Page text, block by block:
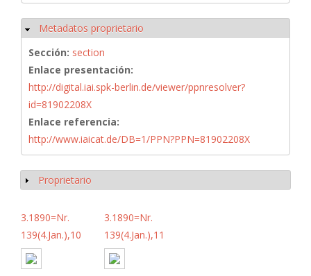
Ocultar
Metadatos proprietario
Sección: section
Enlace presentación:
http://digital.iai.spk-berlin.de/viewer/ppnresolver?
id=81902208X
Enlace referencia:
http://www.iaicat.de/DB=1/PPN?PPN=81902208X
Mostrar
Proprietario
3.1890=Nr.
139(4.Jan.),10
3.1890=Nr.
139(4.Jan.),11